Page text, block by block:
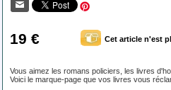
19 € Cet article n'est
Vous aimez les romans policiers, les livres
Voici le marque-page que vos livres vous